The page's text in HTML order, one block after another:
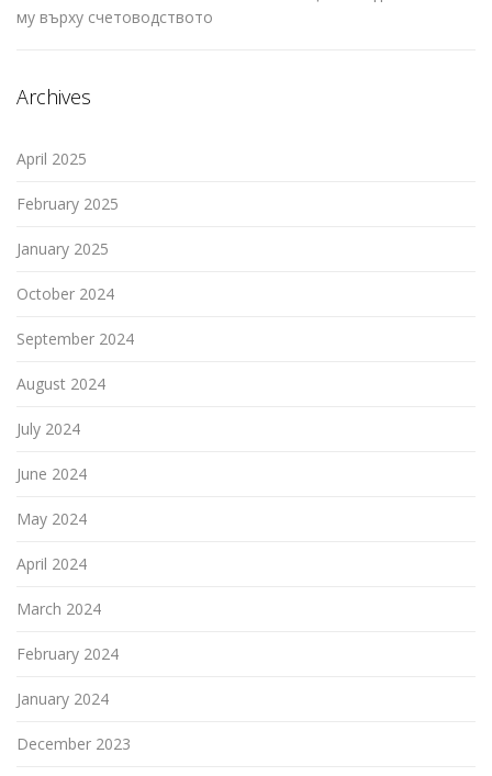
му върху счетоводството
Archives
April 2025
February 2025
January 2025
October 2024
September 2024
August 2024
July 2024
June 2024
May 2024
April 2024
March 2024
February 2024
January 2024
December 2023